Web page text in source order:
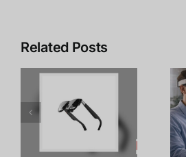
Related Posts
Metaverse:
โอกาสทองที่
คุณเตรียมตัว